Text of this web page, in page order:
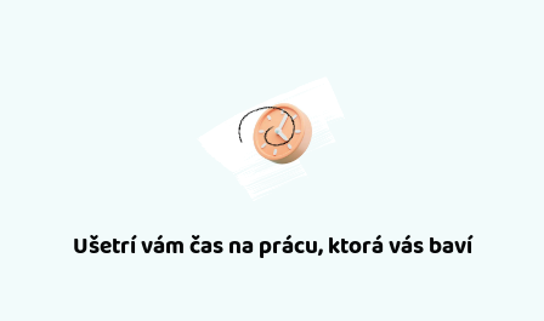
Ušetrí vám čas na prácu, ktorá vás baví